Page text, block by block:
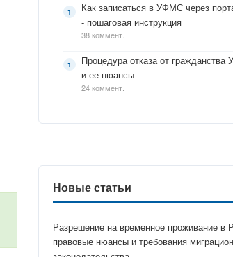
Как записаться в УФМС через
- пошаговая инструкция
38 коммент.
Процедура отказа от гражданства
и ее нюансы
24 коммент.
Новые статьи
Разрешение на временное проживание в
правовые нюансы и требования